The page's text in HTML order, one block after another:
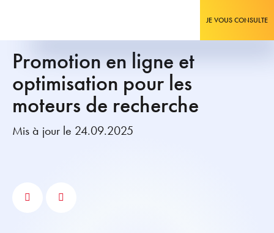
JE VOUS CONSULTE
Promotion en ligne et
optimisation pour les
moteurs de recherche
Mis à jour le 24.09.2025